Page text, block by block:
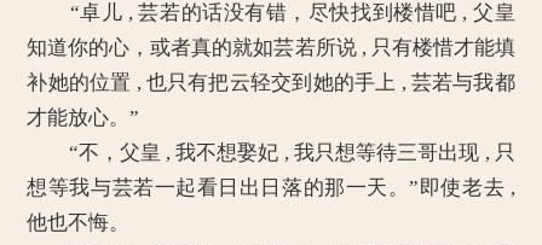
“卓儿 , 芸若的话没有错，尽快找到楼惜吧 , 父皇
知道你的心，或者真的就如芸若所说 , 只有楼惜才能填
补她的位置 , 也只有把云轻交到她的手上 , 芸若与我都
才能放心。”
“不，父皇 , 我不想娶妃 , 我只想等待三哥出现 , 只
想等我与芸若一起看日出日落的那一天。”即使老去 ,
他也不悔。